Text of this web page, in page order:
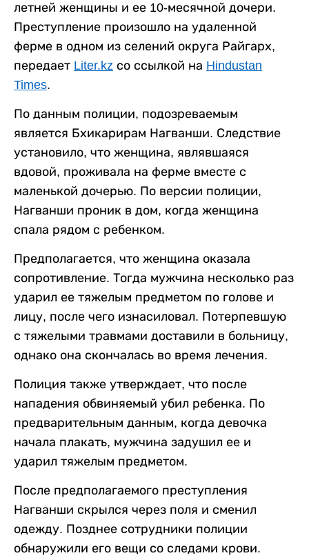
летней женщины и ее 10-месячной дочери.
Преступление произошло на удаленной
ферме в одном из селений округа Райгарх,
передает Liter.kz со ссылкой на Hindustan
Times.
По данным полиции, подозреваемым
является Бхикарирам Нагванши. Следствие
установило, что женщина, являвшаяся
вдовой, проживала на ферме вместе с
маленькой дочерью. По версии полиции,
Нагванши проник в дом, когда женщина
спала рядом с ребенком.
Предполагается, что женщина оказала
сопротивление. Тогда мужчина несколько раз
ударил ее тяжелым предметом по голове и
лицу, после чего изнасиловал. Потерпевшую
с тяжелыми травмами доставили в больницу,
однако она скончалась во время лечения.
Полиция также утверждает, что после
нападения обвиняемый убил ребенка. По
предварительным данным, когда девочка
начала плакать, мужчина задушил ее и
ударил тяжелым предметом.
После предполагаемого преступления
Нагванши скрылся через поля и сменил
одежду. Позднее сотрудники полиции
обнаружили его вещи со следами крови.